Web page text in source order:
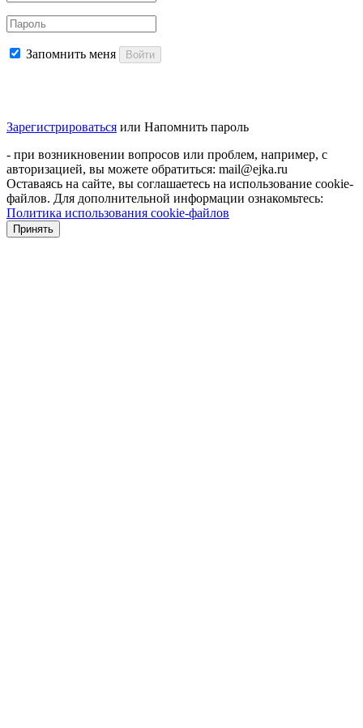
Запомнить меня Войти
Зарегистрироваться или Напомнить пароль
- при возникновении вопросов или проблем, например, с
авторизацией, вы можете обратиться: mail@ejka.ru
Оставаясь на сайте, вы соглашаетесь на использование cookie-
файлов. Для дополнительной информации ознакомьтесь:
Политика использования cookie-файлов
Принять